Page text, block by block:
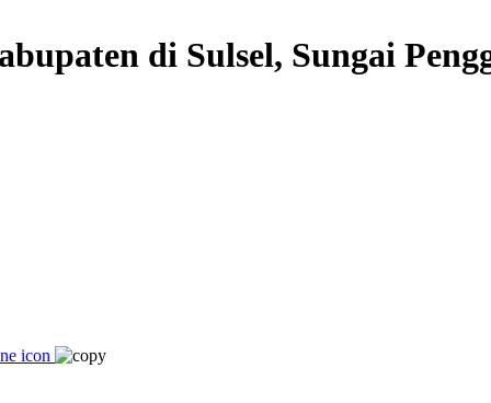
di Sulsel, Sungai